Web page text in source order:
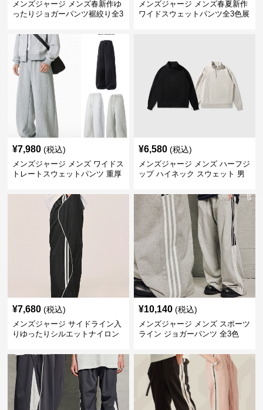
メンズジャージ メンズ春新作ゆ
ったりジョガーパンツ裾絞り全3
メンズジャージ メンズ春夏新作
ワイドスウェットパンツ全3色展
¥7,980 (税込)
メンズジャージ メンズ ワイドス
トレートスウェットパンツ 重厚
¥6,580 (税込)
メンズジャージ メンズ ハーフジ
ップ ハイネック スウェット 男
¥7,680 (税込)
メンズジャージ サイドライン入
りゆったりシルエットナイロン
¥10,140 (税込)
メンズジャージ メンズ スポーツ
ライン ジョガーパンツ 全3色